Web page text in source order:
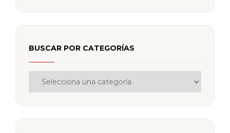
BUSCAR POR CATEGORÍAS